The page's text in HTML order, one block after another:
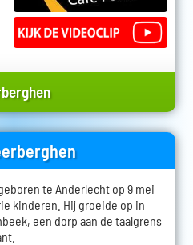
te Anderlecht op 9 mei
kinderen. Hij groeide op in
een dorp aan de taalgrens